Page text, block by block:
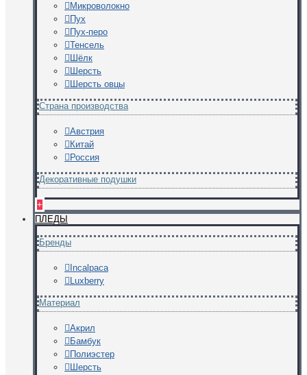
Микроволокно
Пух
Пух-перо
Тенсель
Шёлк
Шерсть
Шерсть овцы
Страна производства
Австрия
Китай
Россия
Декоративные подушки
+
ПЛЕДЫ
Бренды
Incalpaca
Luxberry
Материал
Акрил
Бамбук
Полиэстер
Шерсть